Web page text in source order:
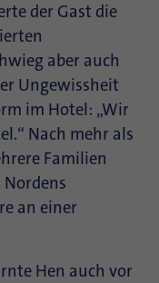
der Gast die
aber auch
Ungewissheit
im Hotel: „Wir
Nach mehr als
Familien
an einer
Hen auch vor